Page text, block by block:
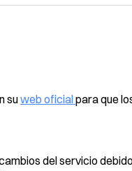
suweb oficialpara que
del servicio